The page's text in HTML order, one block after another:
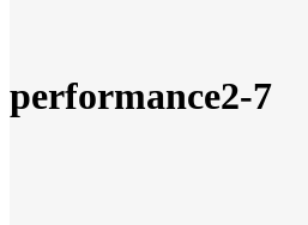
performance2-7